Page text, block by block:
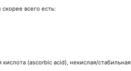
всего есть:
(ascorbic acid), некислая/